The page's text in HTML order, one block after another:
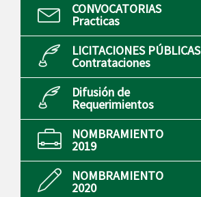
CONVOCATORIAS
Practicas
LICITACIONES PÚBLICAS
Contrataciones
Difusión de
Requerimientos
NOMBRAMIENTO
2019
NOMBRAMIENTO
2020